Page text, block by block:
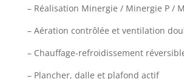
– Réalisation Minergie / Minergie P /
– Aération contrôlée et ventilation
– Chauffage-refroidissement
– Plancher, dalle et plafond actif